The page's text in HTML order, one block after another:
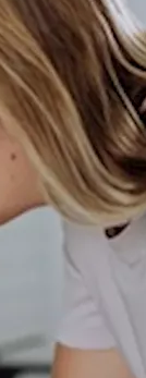
أثار إعلان موافقة إدارة الغذاء والدواء الأمريكية (FDA)، على
والثاني، اهتمام
التقليدية.
استشاري ومدرس